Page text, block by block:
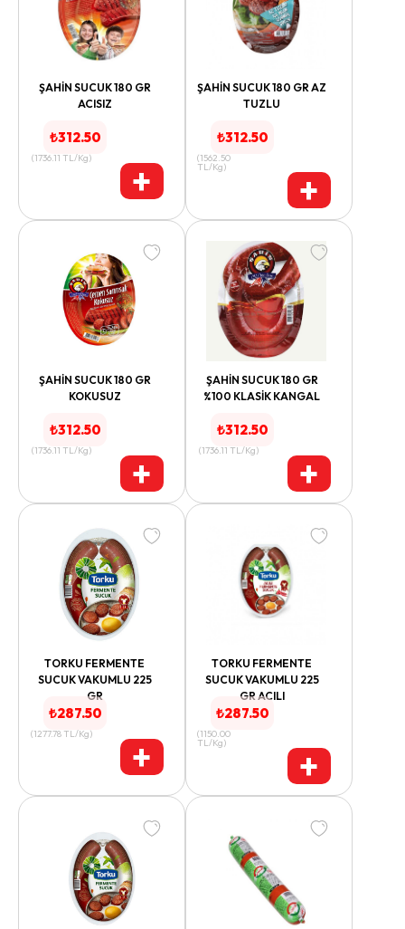
ŞAHİN SUCUK 180 GR
ACISIZ
₺312.50
(1736.11 TL/Kg) +
ŞAHİN SUCUK 180 GR AZ
TUZLU
₺312.50
(1562.50
TL/Kg) +
ŞAHİN SUCUK 180 GR
KOKUSUZ
₺312.50
(1736.11 TL/Kg) +
ŞAHİN SUCUK 180 GR
%100 KLASİK KANGAL
₺312.50
(1736.11 TL/Kg) +
TORKU FERMENTE
SUCUK VAKUMLU 225
GR
₺287.50
(1277.78 TL/Kg) +
TORKU FERMENTE
SUCUK VAKUMLU 225
GR ACILI
₺287.50
(1150.00
TL/Kg) +